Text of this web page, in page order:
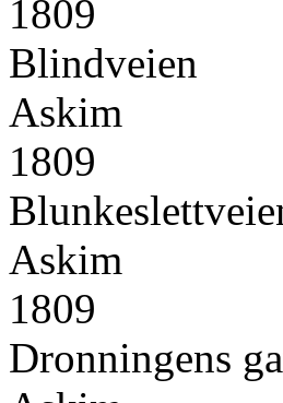
1809
Blindveien
Askim
1809
Askim
1809
Dronningens